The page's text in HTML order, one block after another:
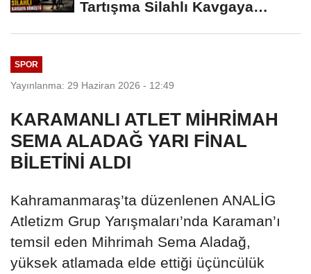
Tartışma Silahlı Kavgaya
SPOR
Yayınlanma: 29 Haziran 2026 - 12:49
KARAMANLI ATLET MİHRİMAH
SEMA ALADAĞ YARI FİNAL
BİLETİNİ ALDI
Kahramanmaraş’ta düzenlenen ANALİG
Atletizm Grup Yarışmaları’nda Karaman’ı
temsil eden Mihrimah Sema Aladağ,
yüksek atlamada elde ettiği üçüncülük